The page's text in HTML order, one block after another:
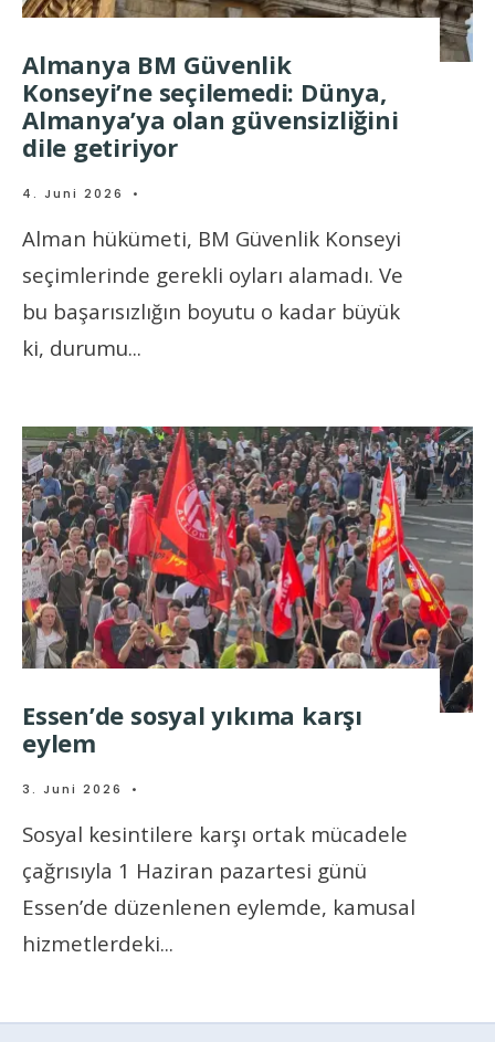
Almanya BM Güvenlik
Konseyi’ne seçilemedi: Dünya,
Almanya’ya olan güvensizliğini
dile getiriyor
4. Juni 2026 •
Alman hükümeti, BM Güvenlik Konseyi
seçimlerinde gerekli oyları alamadı. Ve
bu başarısızlığın boyutu o kadar büyük
ki, durumu...
Essen’de sosyal yıkıma karşı
eylem
3. Juni 2026 •
Sosyal kesintilere karşı ortak mücadele
çağrısıyla 1 Haziran pazartesi günü
Essen’de düzenlenen eylemde, kamusal
hizmetlerdeki...